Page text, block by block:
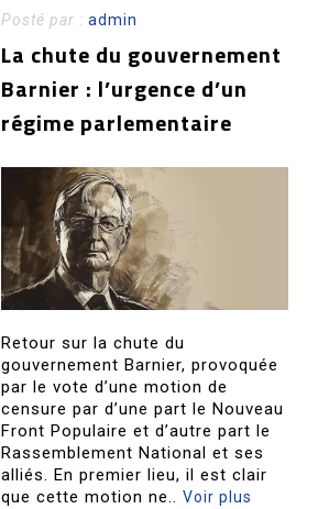
Posté par :admin
La chute du gouvernement
Barnier : l’urgence d’un
régime parlementaire
Retour sur la chute du
gouvernement Barnier, provoquée
par le vote d’une motion de
censure par d’une part le Nouveau
Front Populaire et d’autre part le
Rassemblement National et ses
alliés. En premier lieu, il est clair
que cette motion ne..Voir plus